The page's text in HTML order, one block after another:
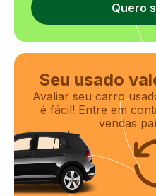
Quero
Seu usado
Avaliar seu carro
é fácil! Entre em
vendas